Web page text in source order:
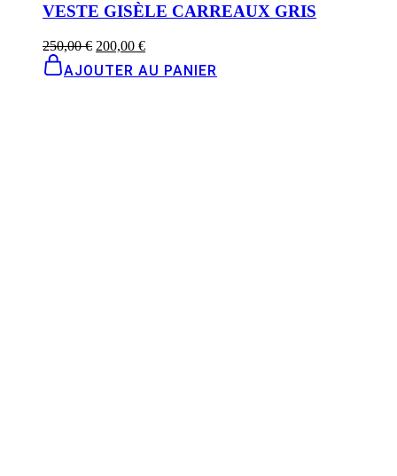
VESTE GISÈLE CARREAUX GRIS
250,00€ 200,00 €
AJOUTER AU PANIER